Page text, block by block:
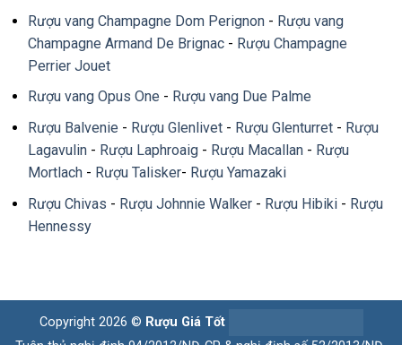
Rượu vang Champagne Dom Perignon- Rượu vang
Champagne Armand De Brignac- Rượu Champagne
Perrier Jouet
Rượu vang Opus One - Rượu vang Due Palme
Rượu Balvenie - Rượu Glenlivet- Rượu Glenturret- Rượu
Lagavulin- Rượu Laphroaig- Rượu Macallan- Rượu
Mortlach- Rượu Talisker- Rượu Yamazaki
Rượu Chivas - Rượu Johnnie Walker- Rượu Hibiki- Rượu
Hennessy
Copyright 2026 © Rượu Giá Tốt